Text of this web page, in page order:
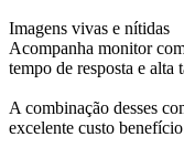
Imagens vivas e nítidas
Acompanha monitor
tempo de resposta e alta
A combinação desses
excelente custo